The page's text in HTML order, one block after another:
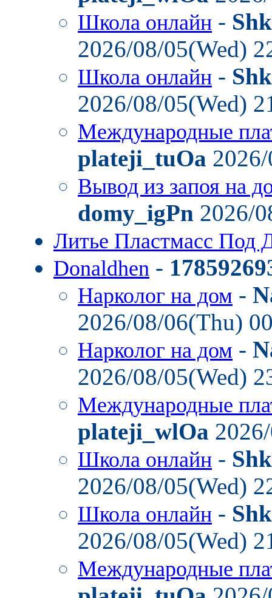
Школа онлайн -
2026/08/05(Wed)
Школа онлайн -
2026/08/05(Wed)
Международные
plateji_tuOa
Вывод из запоя на
domy_igPn 2026/
Литье Пластмасс Под
Donaldhen -
Нарколог на дом -
2026/08/06(Thu)
Нарколог на дом -
2026/08/05(Wed)
Международные
plateji_wlOa
Школа онлайн -
2026/08/05(Wed)
Школа онлайн -
2026/08/05(Wed)
Международные